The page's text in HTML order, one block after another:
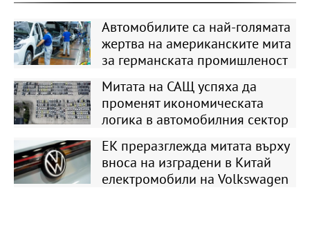
Автомобилите са най-голямата
жертва на американските мита
за германската промишленост
Митата на САЩ успяха да
променят икономическата
логика в автомобилния сектор
ЕК преразглежда митата върху
вноса на изградени в Китай
електромобили на Volkswagen